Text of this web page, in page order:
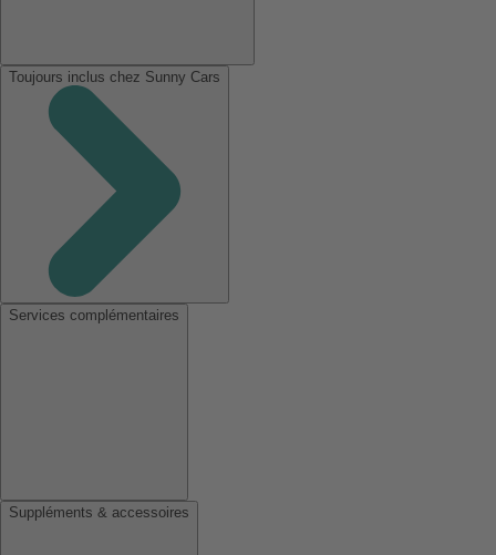
Toujours inclus chez Sunny Cars
Services complémentaires
Suppléments & accessoires